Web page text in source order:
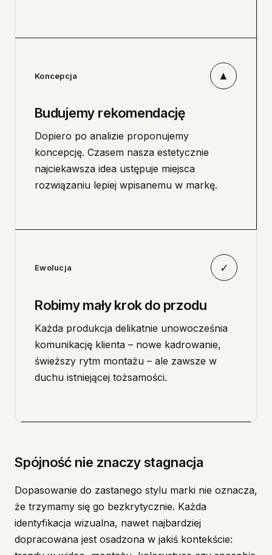
Koncepcja ▲
Budujemy rekomendację
Dopiero po analizie proponujemy
koncepcję. Czasem nasza estetycznie
najciekawsza idea ustępuje miejsca
rozwiązaniu lepiej wpisanemu w markę.
Ewolucja ✓
Robimy mały krok do przodu
Każda produkcja delikatnie unowocześnia
komunikację klienta – nowe kadrowanie,
świeższy rytm montażu – ale zawsze w
duchu istniejącej tożsamości.
Spójność nie znaczy stagnacja
Dopasowanie do zastanego stylu marki nie oznacza,
że trzymamy się go bezkrytycznie. Każda
identyfikacja wizualna, nawet najbardziej
dopracowana jest osadzona w jakiś kontekście: